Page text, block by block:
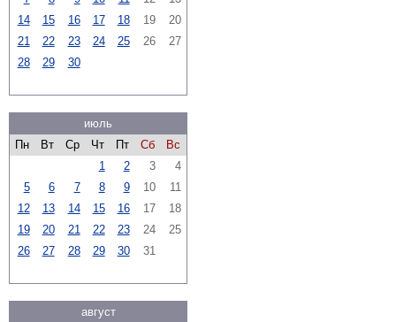
14
15 16 17 18 19
20
21
22 23 24 25 26
27
28
29 30
июль
Пн
Вт Ср Чт Пт Сб
Вс
1
2 3
4
5
6 7 8 9 10
11
12
13 14 15 16 17
18
19
20 21 22 23 24
25
26
27 28 29 30 31
август